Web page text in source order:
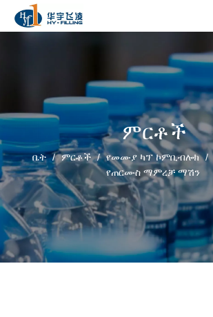
ምርቶች
ቤት / ምርቶች / የመሙያ ካፕ ኮምቢብሎክ /
የጠርሙስ ማምረቻ ማሽን